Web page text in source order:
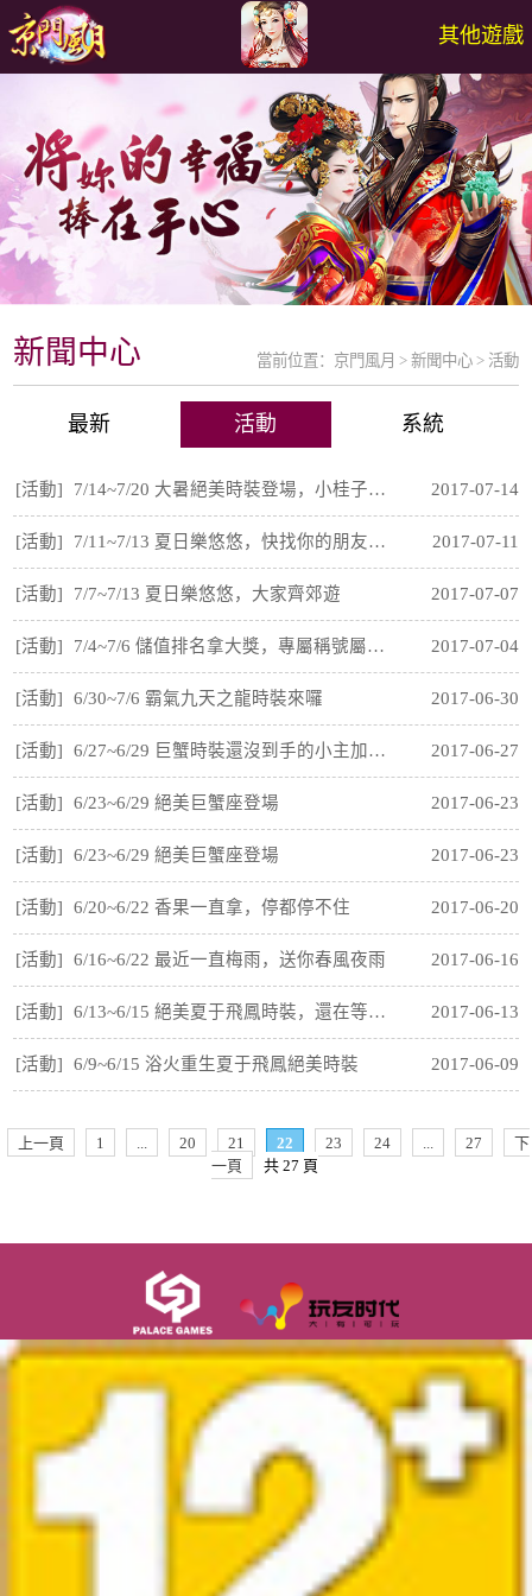
其他遊戲
新聞中心 當前位置： 京門風月 > 新聞中心> 活動
最新 活動 系統
[活動] 7/14~7/20 大暑絕美時裝登場，小桂子好想要呀 2017-07-14
[活動] 7/11~7/13 夏日樂悠悠，快找你的朋友一同完成任務吧 2017-07-11
[活動] 7/7~7/13 夏日樂悠悠，大家齊郊遊 2017-07-07
[活動] 7/4~7/6 儲值排名拿大獎，專屬稱號屬於你 2017-07-04
[活動] 6/30~7/6 霸氣九天之龍時裝來囉 2017-06-30
[活動] 6/27~6/29 巨蟹時裝還沒到手的小主加緊腳步囉 2017-06-27
[活動] 6/23~6/29 絕美巨蟹座登場 2017-06-23
[活動] 6/23~6/29 絕美巨蟹座登場 2017-06-23
[活動] 6/20~6/22 香果一直拿，停都停不住 2017-06-20
[活動] 6/16~6/22 最近一直梅雨，送你春風夜雨 2017-06-16
[活動] 6/13~6/15 絕美夏于飛鳳時裝，還在等什麼 2017-06-13
[活動] 6/9~6/15 浴火重生夏于飛鳳絕美時裝 2017-06-09
上一頁 1 ... 20 21 22 23 24 ... 27
下
一頁
共 27 頁